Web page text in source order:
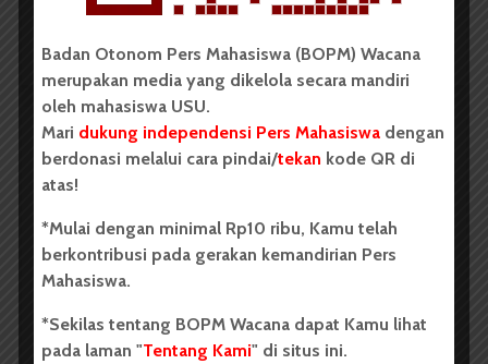
BERITA KAMPUS
Dua Mahasiswa Sastra Indonesia
USU Raih Juara di Festival Literasi
Sumatra Utara 2026
Oleh: Iyusarah Pakpahan USU, wacana.org – Dua...
Badan Otonom Pers Mahasiswa (BOPM) Wacana
merupakan media yang dikelola secara mandiri
oleh mahasiswa USU.
Mari dukung independensi Pers Mahasiswa dengan
berdonasi melalui cara pindai/tekan kode QR di
atas!
*Mulai dengan minimal Rp10 ribu, Kamu telah
berkontribusi pada gerakan kemandirian Pers
Mahasiswa.
*Sekilas tentang BOPM Wacana dapat Kamu lihat
pada laman "Tentang Kami" di situs ini.